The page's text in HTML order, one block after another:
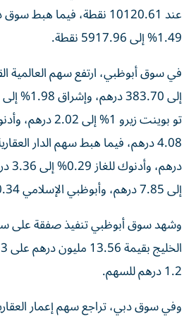
عند 10120.61 نقطة، فيما
1.49% إلى 5917.96 نقطة.
إلى 7.85 درهم، وأبوظبي الإسلامي 0.34% إلى 23.42 درهم.
وشهد سوق أبوظبي تنفيذ صفقة
1.2 درهم للسهم.